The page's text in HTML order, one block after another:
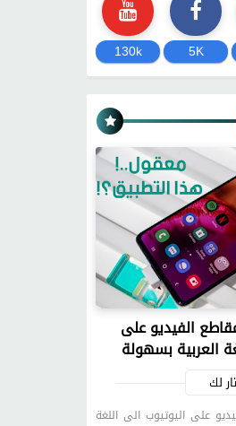
5K
130k
الفيديو على
العربية بسهولة
لك
على اليوتيوب الى اللغة